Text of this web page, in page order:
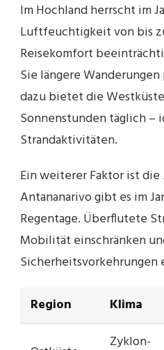
Im Hochland herrscht im
Luftfeuchtigkeit von bis
Reisekomfort
Sie längere
dazu bietet die
Sonnenstunden täglich –
Strandaktivitäten.
Ein weiterer Faktor ist die
Antananarivo gibt es im
Regentage. Überflutete
Mobilität einschränken
Sicherheitsvorkehrungen
Region Klima
Zyklon-